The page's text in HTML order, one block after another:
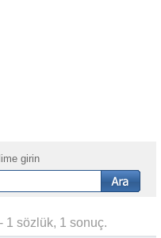
girin
- 1 sözlük, 1 sonuç.